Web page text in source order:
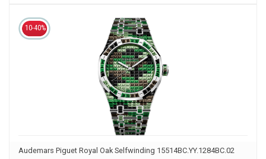
10-40%
Audemars Piguet Royal Oak Selfwinding 15514BC.YY.1284BC.02